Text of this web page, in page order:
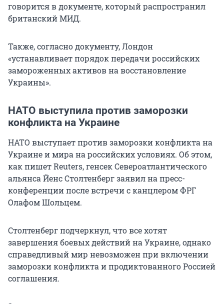
говорится в документе, который распространил
британский МИД.
Также, согласно документу, Лондон
«устанавливает порядок передачи российских
замороженных активов на восстановление
Украины».
НАТО выступила против заморозки
конфликта на Украине
НАТО выступает против заморозки конфликта на
Украине и мира на российских условиях. Об этом,
как пишет Reuters, генсек Североатлантического
альянса Йенс Столтенберг заявил на пресс-
конференции после встречи с канцлером ФРГ
Олафом Шольцем.
Столтенберг подчеркнул, что все хотят
завершения боевых действий на Украине, однако
справедливый мир невозможен при включении
заморозки конфликта и продиктованного Россией
соглашения.